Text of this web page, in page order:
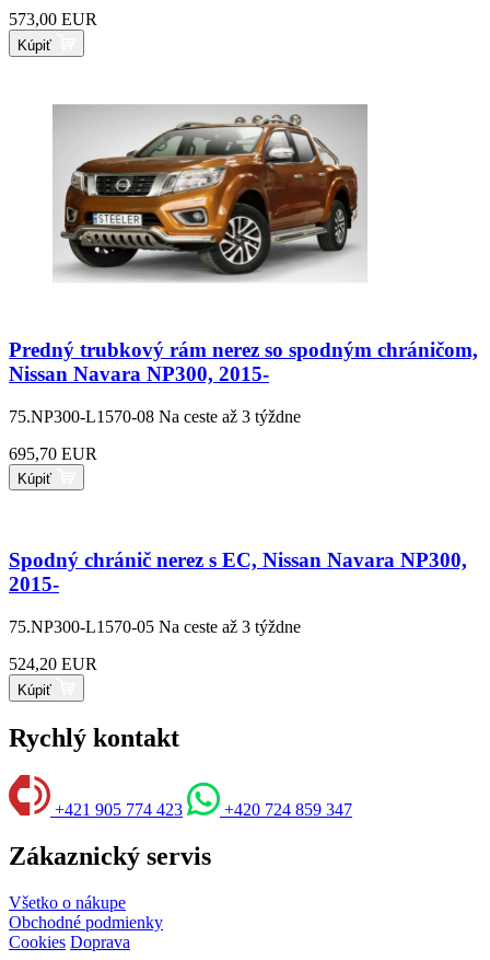
573,00 EUR
Kúpiť
Predný trubkový rám nerez so spodným chráničom,
Nissan Navara NP300, 2015-
75.NP300-L1570-08 Na ceste až 3 týždne
695,70 EUR
Kúpiť
Spodný chránič nerez s EC, Nissan Navara NP300,
2015-
75.NP300-L1570-05 Na ceste až 3 týždne
524,20 EUR
Kúpiť
Rychlý kontakt
+421 905 774 423 +420 724 859 347
Zákaznický servis
Všetko o nákupe
Obchodné podmienky
Cookies Doprava